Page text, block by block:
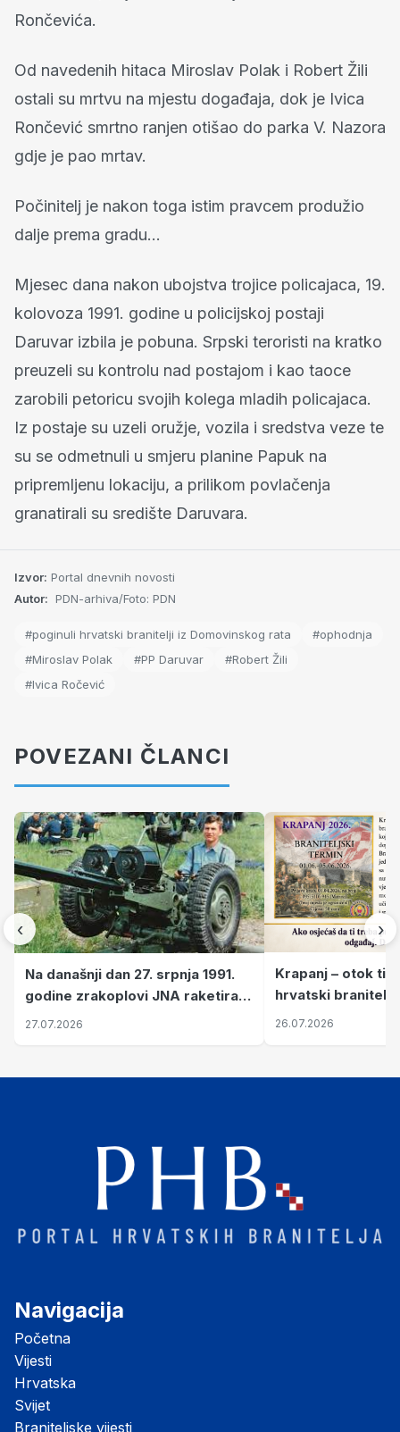
Rončevića.
Od navedenih hitaca Miroslav Polak i Robert Žili
ostali su mrtvu na mjestu događaja, dok je Ivica
Rončević smrtno ranjen otišao do parka V. Nazora
gdje je pao mrtav.
Počinitelj je nakon toga istim pravcem produžio
dalje prema gradu…
Mjesec dana nakon ubojstva trojice policajaca, 19.
kolovoza 1991. godine u policijskoj postaji
Daruvar izbila je pobuna. Srpski teroristi na kratko
preuzeli su kontrolu nad postajom i kao taoce
zarobili petoricu svojih kolega mladih policajaca.
Iz postaje su uzeli oružje, vozila i sredstva veze te
su se odmetnuli u smjeru planine Papuk na
pripremljenu lokaciju, a prilikom povlačenja
granatirali su središte Daruvara.
Izvor: Portal dnevnih novosti
Autor: PDN-arhiva/Foto: PDN
#poginuli hrvatski branitelji iz Domovinskog rata
#ophodnja
#Miroslav Polak
#PP Daruvar
#Robert Žili
#Ivica Ročević
POVEZANI ČLANCI
‹
Na današnji dan 27. srpnja 1991.
godine zrakoplovi JNA raketirali
su vojarnu i obučni centar "Nikola
27.07.2026
Krapanj – otok
hrvatski branitelji
pronalaze mir
26.07.2026
›
Navigacija
Početna
Vijesti
Hrvatska
Svijet
Braniteljske vijesti